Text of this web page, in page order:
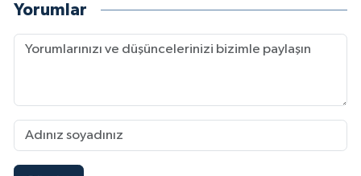
Yorumlar
Trabzon Müftülüğü
Van Müftülüğü